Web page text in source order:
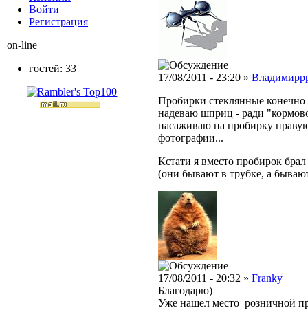
17/08/2011 - 23:20 »
Пробирки стеклянные
надеваю шприц - ради
насаживаю на пробирку
фотографии...
Кстати я вместо пробирок
(они бывают в трубке, а
17/08/2011 - 20:32 » Franky
Благодарю)
Уже нашел место розничной
Войти
Peгиcтpaция
on-line
гостей: 33